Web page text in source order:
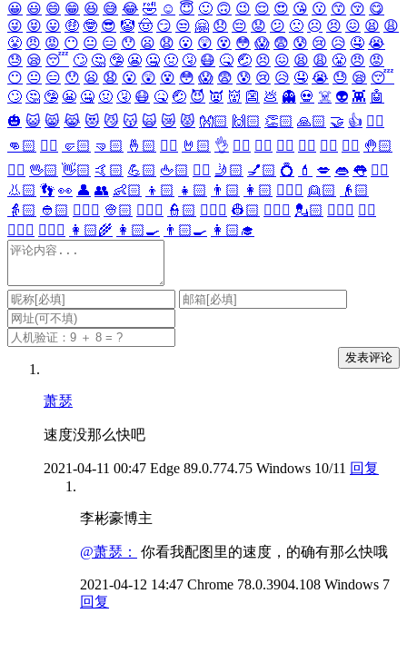
😀 😃 😄 😁 😆 😅 😂 🤣 ☺️ 😇 🙂 🙃 😉 😌 😍 😘 😗 😙 😚 😋
😜 😝 😛 🤑 🤓 😎 🤡 🤠 😏 😒 🤗 😞 😔 😟 😕 🙁 ☹️ 😣 😖 😫 😩
😤 😠 😡 😶 😐 😑 😯 😦 😧 😮 😲 😵 😳 😱 😨 😰 😢 😥 🤤 😭
😓 😪 😴 🙄 🤔 🤥 😬 🤐 🤢 🤧 😷 🤒 🤕 😣 😖 😫 😩 😤 😠 😡
😶 😐 😑 😯 😦 😧 😮 😲 😵 😳 😱 😨 😰 😢 😥 🤤 😭 😓 😪 😴
🙄 🤔 🤥 😬 🤐 🤢 🤧 😷 🤒 🤕 😈 👿 👹 👺 💩 👻 💀 ☠️ 👽 👾 🤖
🎃 😺 😸 😹 😻 😼 😽 🙀 😿 😾 👐🏻 🙌🏻 👏🏻 🙏🏻 🤝 👍 👎🏻
👊🏻 ✊🏻 🤛🏻 🤜🏻 🤞🏻 ✌🏻 🤘🏻 👌 👈🏻 👉🏻 👆🏻 👇🏻 ☝🏻 ✋🏻 🤚🏻
🖐🏻 🖖🏻 👋🏻 🤙🏻 💪🏻 🖕🏻 ✍🏻 🤳🏻 💅🏻 💍 💄 💋 👄 👅 👂🏻
👃🏻 👣 👀 👤 👥 👶🏻 👦🏻 👧🏻 👨🏻 👩🏻 👱🏻‍♀️ 👱🏻
👴🏻
👵🏻 👲🏻 👳🏻‍♀️ 👳🏻 👮🏻‍♀️ 👮🏻 👷🏻‍♀️ 👷🏻 💂🏻‍♀️ 💂🏻 🕵🏻‍♀️ 🕵🏻
👩🏻‍⚕️ 👨🏻‍⚕️ 👩🏻‍🌾 👩🏻‍🍳 👨🏻‍🍳 👩🏻‍🎓
萧瑟
速度没那么快吧
2021-04-11 00:47 Edge 89.0.774.75 Windows 10/11 回复
李彬豪博主
@萧瑟： 你看我配图里的速度，的确有那么快哦
2021-04-12 14:47 Chrome 78.0.3904.108 Windows 7
回复